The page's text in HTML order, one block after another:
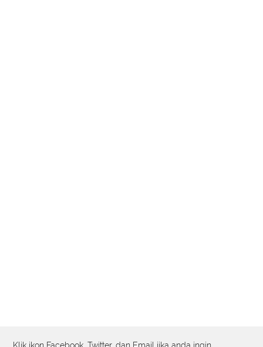
Klik ikon Facebook, Twitter, dan Email jika anda ingin